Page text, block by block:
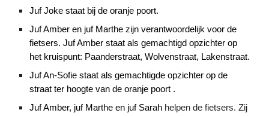
Juf Joke staat bij de oranje poort.
Juf Amber en juf Marthe zijn verantwoordelijk voor de
fietsers. Juf Amber staat als gemachtigd opzichter op
het kruispunt: Paanderstraat, Wolvenstraat, Lakenstraat.
Juf An-Sofie staat als gemachtigde opzichter op de
straat ter hoogte van de oranje poort .
Juf Amber, juf Marthe en juf Sarah helpen de fietsers. Zij